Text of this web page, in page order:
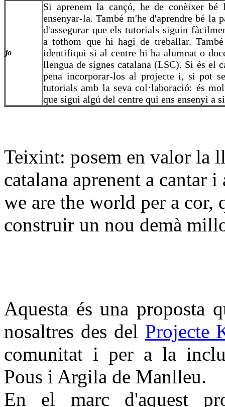
jo
Si aprenem la cançó, he de conèixer bé
ensenyar-la. També m'he d'aprendre bé la
d'assegurar que els tutorials siguin
a tothom que hi hagi de treballar.
identifiqui si al centre hi ha alumnat o
llengua de signes catalana (LSC). Si és el
pena incorporar-los al projecte i, si pot
tutorials amb la seva col·laboració: és
que sigui algú del centre qui ens ensenyi a
Teixint: posem en valor la
catalana aprenent a cantar
we are the world per a cor,
construir un nou demà
Aquesta és una proposta
nosaltres des del Projecte
comunitat i per a la
Pous i Argila de Manlleu.
En el marc d'aquest